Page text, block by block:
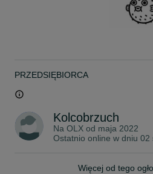
Twoje zamówienie dotrze do Ciebie
Rybki pakujemy w podwójne worki
Przesyłki dostarczamy kurierem na
zgodności z obowiązującymi
Posiadamy wymagane
umożliwiają nam legalny przewóz
Koszt wysyłki:
PRZEDSIĘBIORCA
Kolcobrzuch
Na OLX od maja 2022
Ostatnio online w dniu 02
Więcej od tego